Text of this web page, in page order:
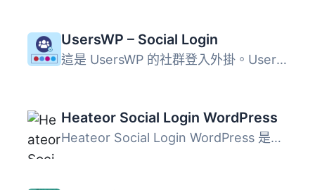
UsersWP – Social Login
這是 UsersWP 的社群登入外掛。UsersWP使用者可以透過本外掛...
Heateor Social Login WordPress
Heateor Social Login WordPress 是一款免費的社群登入外掛，...